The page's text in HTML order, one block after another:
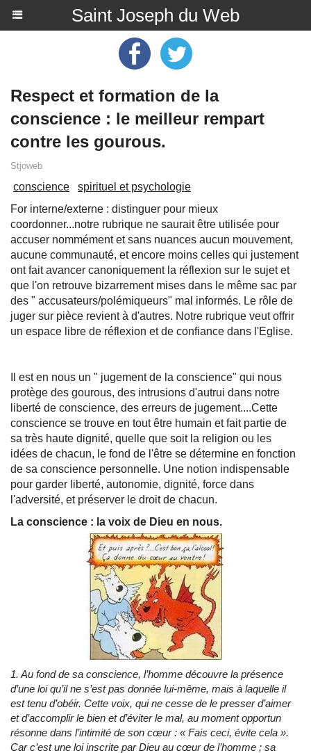
Saint Joseph du Web
Respect et formation de la
conscience : le meilleur rempart
contre les gourous.
Stjoweb
conscience
spirituel et psychologie
For interne/externe : distinguer pour mieux
coordonner...notre rubrique ne saurait être utilisée pour
accuser nommément et sans nuances aucun mouvement,
aucune communauté, et encore moins celles qui justement
ont fait avancer canoniquement la réflexion sur le sujet et
que l'on retrouve bizarrement mises dans le même sac par
des " accusateurs/polémiqueurs" mal informés. Le rôle de
juger sur pièce revient à d'autres. Notre rubrique veut offrir
un espace libre de réflexion et de confiance dans l'Eglise.
Il est en nous un " jugement de la conscience" qui nous
protège des gourous, des intrusions d'autrui dans notre
liberté de conscience, des erreurs de jugement....Cette
conscience se trouve en tout être humain et fait partie de
sa très haute dignité, quelle que soit la religion ou les
idées de chacun, le fond de l'être se détermine en fonction
de sa conscience personnelle. Une notion indispensable
pour garder liberté, autonomie, dignité, force dans
l'adversité, et préserver le droit de chacun.
La conscience : la voix de Dieu en nous.
1. Au fond de sa conscience, l’homme découvre la présence
d’une loi qu’il ne s’est pas donnée lui-même, mais à laquelle il
est tenu d’obéir. Cette voix, qui ne cesse de le presser d’aimer
et d’accomplir le bien et d’éviter le mal, au moment opportun
résonne dans l’intimité de son cœur : « Fais ceci, évite cela ».
Car c’est une loi inscrite par Dieu au cœur de l’homme ; sa